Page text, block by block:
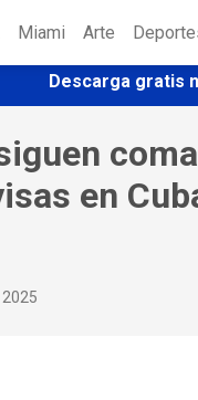
Miami Arte
Descarga gratis
en